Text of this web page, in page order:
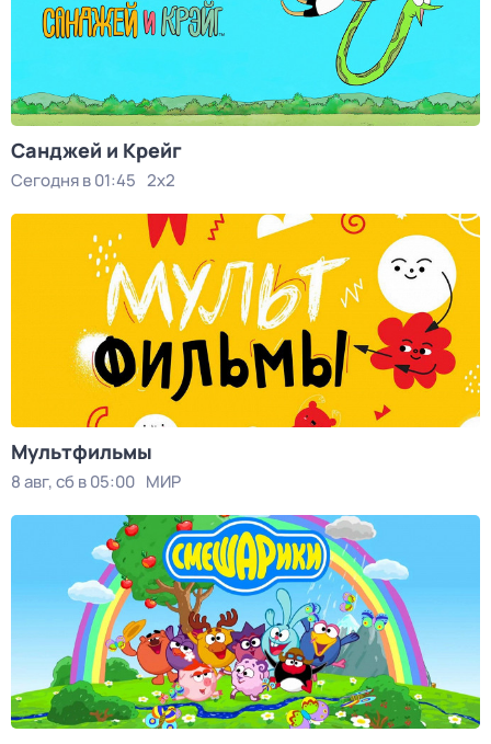
Санджей и Крейг
Сегодня в 01:45 2x2
Мультфильмы
8 авг, сб в 05:00 МИР